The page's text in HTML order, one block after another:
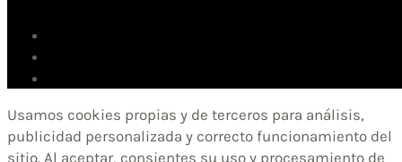
Usamos cookies propias y de terceros para análisis,
publicidad personalizada y correcto funcionamiento del
sitio. Al aceptar, consientes su uso y procesamiento de